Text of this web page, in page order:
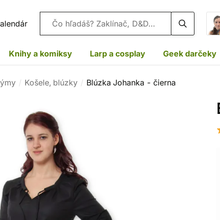
Vyhľadávanie
Knihy a komiksy Larp a cosplay Geek darčeky
Košele, blúzky Blúzka Johanka - čierna